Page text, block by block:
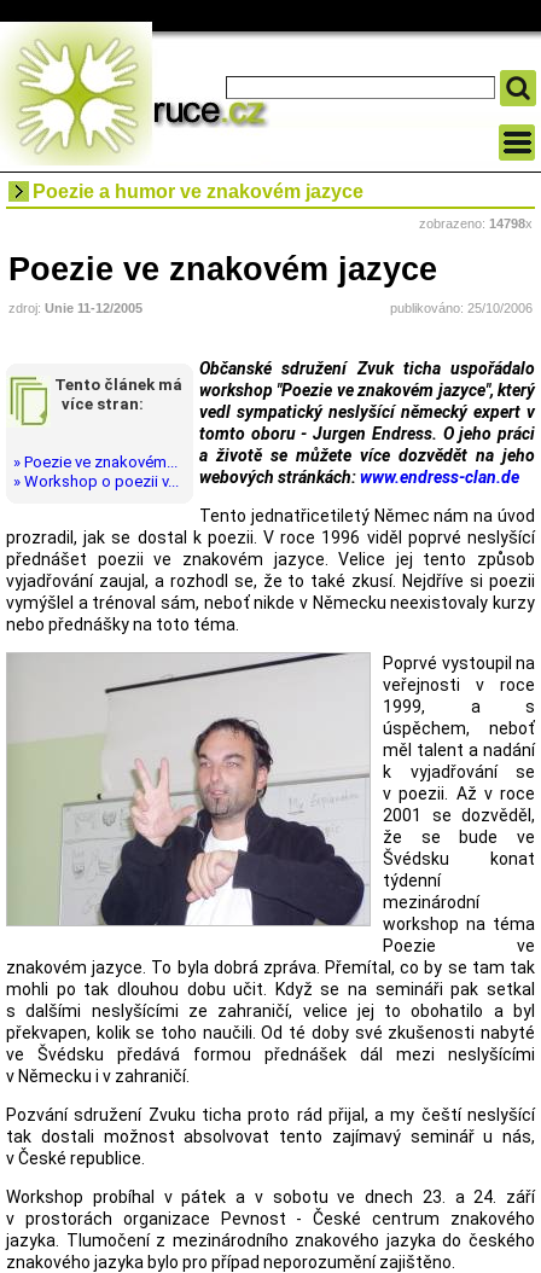
Poezie a humor ve znakovém jazyce
zobrazeno: 14798x
Poezie ve znakovém jazyce
zdroj: Unie 11-12/2005 publikováno: 25/10/2006
Tento článek má
více stran:
» Poezie ve znakovém...
» Workshop o poezii v...
Občanské sdružení Zvuk ticha uspořádalo
workshop "Poezie ve znakovém jazyce", který
vedl sympatický neslyšící německý expert v
tomto oboru - Jurgen Endress. O jeho práci
a životě se můžete více dozvědět na jeho
webových stránkách:www.endress-clan.de
Tento jednatřicetiletý Němec nám na úvod
prozradil, jak se dostal k poezii. V roce 1996 viděl poprvé neslyšící
přednášet poezii ve znakovém jazyce. Velice jej tento způsob
vyjadřování zaujal, a rozhodl se, že to také zkusí. Nejdříve si poezii
vymýšlel a trénoval sám, neboť nikde v Německu neexistovaly kurzy
nebo přednášky na toto téma.
Poprvé vystoupil na
veřejnosti v roce
1999, a s
úspěchem, neboť
měl talent a nadání
k vyjadřování se
v poezii. Až v roce
2001 se dozvěděl,
že se bude ve
Švédsku konat
týdenní
mezinárodní
workshop na téma
Poezie ve
znakovém jazyce. To byla dobrá zpráva. Přemítal, co by se tam tak
mohli po tak dlouhou dobu učit. Když se na semináři pak setkal
s dalšími neslyšícími ze zahraničí, velice jej to obohatilo a byl
překvapen, kolik se toho naučili. Od té doby své zkušenosti nabyté
ve Švédsku předává formou přednášek dál mezi neslyšícími
v Německu i v zahraničí.
Pozvání sdružení Zvuku ticha proto rád přijal, a my čeští neslyšící
tak dostali možnost absolvovat tento zajímavý seminář u nás,
v České republice.
Workshop probíhal v pátek a v sobotu ve dnech 23. a 24. září
v prostorách organizace Pevnost - České centrum znakového
jazyka. Tlumočení z mezinárodního znakového jazyka do českého
znakového jazyka bylo pro případ neporozumění zajištěno.